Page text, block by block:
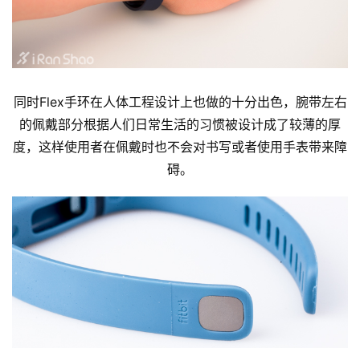
备
训
练
用
户
同时Flex手环在人体工程设计上也做的十分出色，腕带左右
的佩戴部分根据人们日常生活的习惯被设计成了较薄的厚
度，这样使用者在佩戴时也不会对书写或者使用手表带来障
碍。